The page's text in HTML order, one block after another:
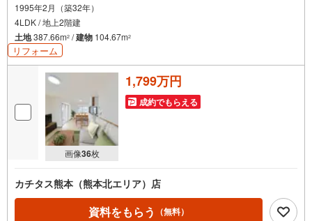
1995年2月（築32年）
4LDK / 地上2階建
土地387.66m2 /建物 104.67m2
リフォーム
画像36枚
1,799万円
成約でもらえる
カチタス熊本（熊本北エリア）店
資料をもらう （無料）